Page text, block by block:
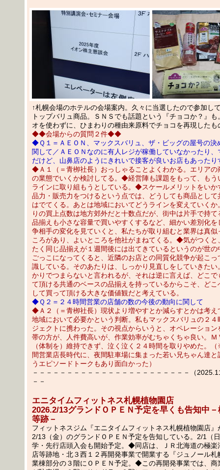
↑札幌会場のホテルの会場案内。久々に当選したので参加し
トップバリュ商品。ＳＮＳでも話題という『チョコか？』
オを使わずに、ひまわりの種由来原料でチョコを再現したも
◆◆会場からの質問２件◆◆
◆Ｑ１＝ＡＥＯＮ、マックスバリュ、ザ・ビッグの屋号の決
関して／ＡＥＯＮなのに有人レジが稼働していなかったり、
だけど、山鼻店のようにきれいで接客が良いお店もあったり
◆Ａ１（＝青栁社長）おっしゃることよくわかる。エリアの
の業態でいくか検討してる。◆経営陣も課題をもって、もう
ラインに取り組もうとしている。◆スケールメリットをいか
品力・販売力をつけるという点では、どうしても商品として
はでてくる。あとは地域においてどうラインを変えていく
りの買上点数は地方郊外だと十数点だが、街中は片手で持
品揃えも小さな容量で買いやすくするなど、細かい差別化
争相手の変化を見ていくと、私たちが取り組むと業界は真似
ころがあり、よいところを他社がまねてくる。◆気がつくと
たく同じ品揃えが１週間後には出てきているというのが世の
ごっこになってくると、近隣のお店との同質化競争が起こ
識している。そのあたりは、しっかり見直しをしていきた
かりでつまらないと言われるが、それは逆に言えば、どこで
て頂ける共通のベースの品揃えを持っているからこそ、どこ
して買って頂ける大きな価値観だと考えている。
◆Ｑ２＝２４時間営業の店舗の数の今後の動向に関して
◆Ａ２（＝青栁社長）現状より増やすとか減らすとかは考え
地域において必要かという判断。私もマックスバリュの２４
ジェクトに携わった。その視点からいうと、オペレーション
帯の方が、人件費高いが、作業効率がむちゃくちゃ良い。Ｍ
（体制を）維持できず、泣く泣く２４時間を取りやめた。
間営業店長時代に、夜間駐車場に集まった若い兄ちゃん達と
うエピソードトークもあり面白かった）
－－－－－－－－－－－－－－－－－－－－－－－（
－－
エニタイムフィットネス札幌植物園店
2026.2/13グランドＯＰＥＮ予定を早くも告知中
等跡－
フィットネスジム『エニタイムフィットネス札幌植物園店』
2/13（金）のグランドＯＰＥＮ予定を告知している。2/1（
学・先行店頭入会も開始予定。◆同店は、ＪＲ北海道の極楽
店等跡地・北３西１２再開発事業で開業する『ジュノール
業棟部分の３階にＯＰＥＮ予定。◆この再開発事業では、商